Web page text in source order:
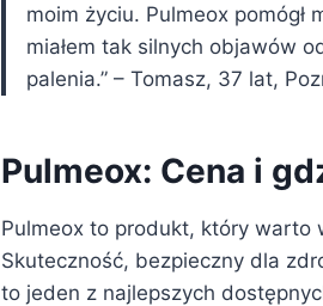
moim życiu. Pulmeox pomógł
miałem tak silnych objawów
palenia.” – Tomasz, 37 lat,
Pulmeox: Cena i
Pulmeox to produkt, który warto
Skuteczność, bezpieczny dla
to jeden z najlepszych